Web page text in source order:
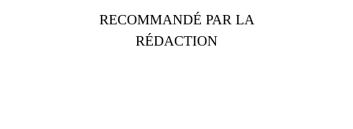
RECOMMANDÉ PAR LA
RÉDACTION